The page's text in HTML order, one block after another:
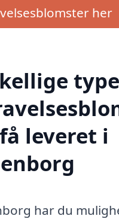
her
leveret i
har du